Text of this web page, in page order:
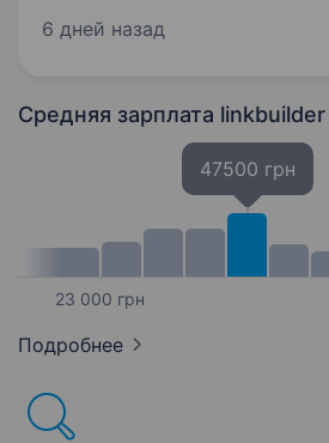
який долучиться до нашої
6 дней назад
Средняя зарплата linkbuilder
23 000 грн
47500 грн
Подробнее